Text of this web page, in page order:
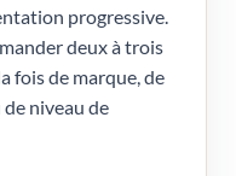
progressive.
deux à trois
fois de marque, de
niveau de